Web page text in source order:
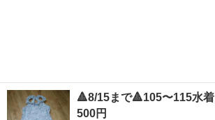
🔺8/15まで🔺105〜115水着
500円